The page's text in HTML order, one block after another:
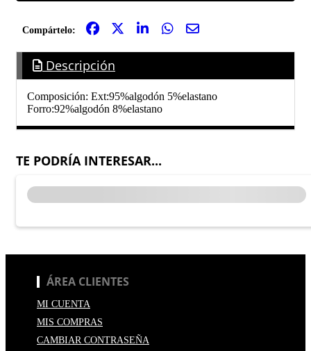
Compártelo:
Descripción
Composición: Ext:95%algodón 5%elastano
Forro:92%algodón 8%elastano
TE PODRÍA INTERESAR...
ÁREA CLIENTES
MI CUENTA
MIS COMPRAS
CAMBIAR CONTRASEÑA